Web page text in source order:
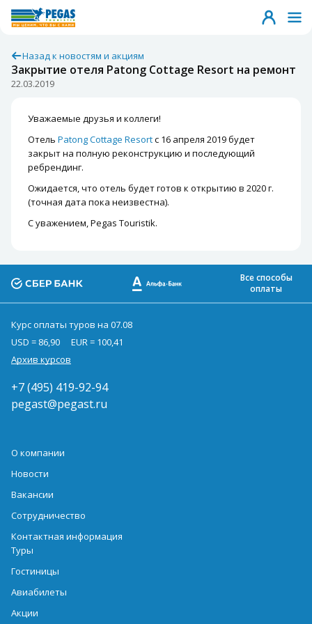
Назад к новостям и акциям
Закрытие отеля Patong Cottage Resort на ремонт
22.03.2019
Уважаемые друзья и коллеги!
Отель Patong Cottage Resortс 16 апреля 2019 будет
закрыт на полную реконструкцию и последующий
ребрендинг.
Ожидается, что отель будет готов к открытию в 2020 г.
(точная дата пока неизвестна).
С уважением, Pegas Touristik.
Все способы
оплаты
Курс оплаты туров на 07.08
USD = 86,90
EUR = 100,41
Архив курсов
+7 (495) 419-92-94
pegast@pegast.ru
О компании
Новости
Вакансии
Сотрудничество
Контактная информация
Туры
Гостиницы
Авиабилеты
Акции